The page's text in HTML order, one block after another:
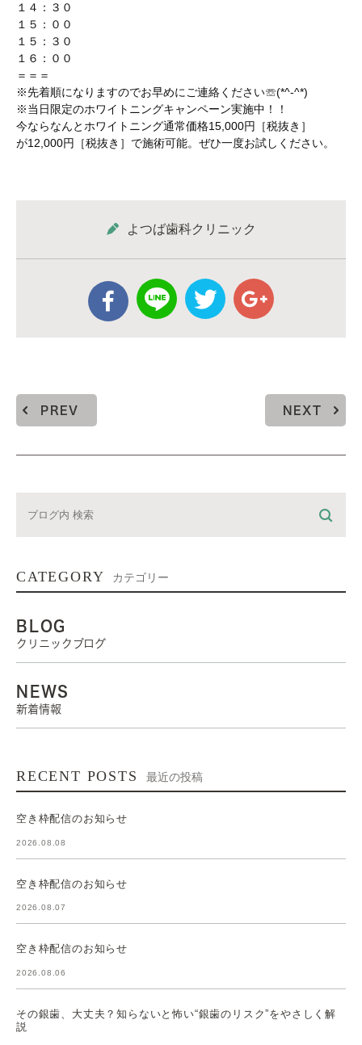
１４：３０
１５：００
１５：３０
１６：００
＝＝＝
※先着順になりますのでお早めにご連絡ください☏(*^-^*)
※当日限定のホワイトニングキャンペーン実施中！！
今ならなんとホワイトニング通常価格15,000円［税抜き］
が12,000円［税抜き］で施術可能。ぜひ一度お試しください。
よつば歯科クリニック
PREV NEXT
CATEGORY カテゴリー
BLOG
クリニックブログ
NEWS
新着情報
RECENT POSTS 最近の投稿
空き枠配信のお知らせ
2026.08.08
空き枠配信のお知らせ
2026.08.07
空き枠配信のお知らせ
2026.08.06
その銀歯、大丈夫？知らないと怖い“銀歯のリスク”をやさしく解
説